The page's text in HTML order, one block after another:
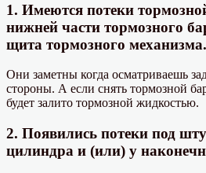
1. Имеются потеки
нижней части тормозного
щита тормозного механизма.
Они заметны когда осматриваешь
стороны. А если снять тормозной
будет залито тормозной жидкостью.
2. Появились потеки под
цилиндра и (или) у